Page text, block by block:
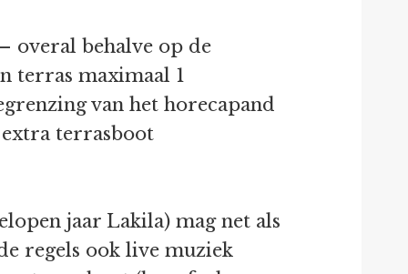
overal behalve op de
terras maximaal 1
van het horecapand
terrasboot
jaar Lakila) mag net als
regels ook live muziek